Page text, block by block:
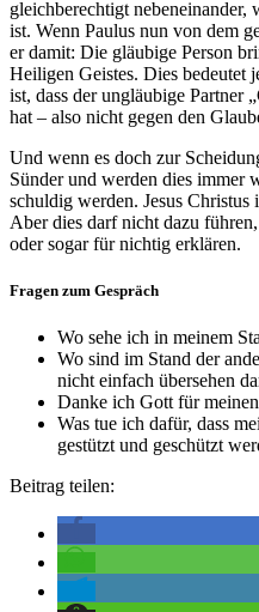
gleichberechtigt
ist. Wenn Paulus nun von dem
er damit: Die gläubige Person
Heiligen Geistes. Dies bedeutet
ist, dass der ungläubige Partner
hat – also nicht gegen den
Und wenn es doch zur
Sünder und werden dies immer
schuldig werden. Jesus Christus
Aber dies darf nicht dazu
oder sogar für nichtig erklären.
Fragen zum Gespräch
Wo sehe ich in meinem
Wo sind im Stand der
nicht einfach übersehen
Danke ich Gott für
Was tue ich dafür, dass
gestützt und geschützt
Beitrag teilen: